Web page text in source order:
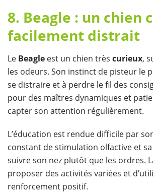
8. Beagle : un chien
facilement distrait
Le Beagle est un chien très curieux,
les odeurs. Son instinct de pisteur le
se distraire et à perdre le fil des
pour des maîtres dynamiques et
capter son attention régulièrement.
L’éducation est rendue difficile par
constant de stimulation olfactive et
suivre son nez plutôt que les ordres.
proposer des activités variées et
renforcement positif.